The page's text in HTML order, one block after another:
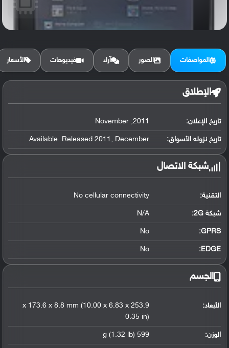
الرام / التخزين:
المواصفات الصور آراء فيديوهات الأسعار
الإطلاق
تاريخ الإعلان: 2011, November
تاريخ نزوله الأسواق: Available. Released 2011, December
شبكة الاتصال
التقنية: No cellular connectivity
شبكة 2G: N/A
GPRS:
No
EDGE:
No
الجسم
الأبعاد:
253.9 x 173.6 x 8.8 mm (10.00 x 6.83 x
0.35 in)
الوزن: 599 g (1.32 lb)